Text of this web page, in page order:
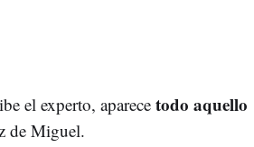
el experto, aparece todo aquello
de Miguel.